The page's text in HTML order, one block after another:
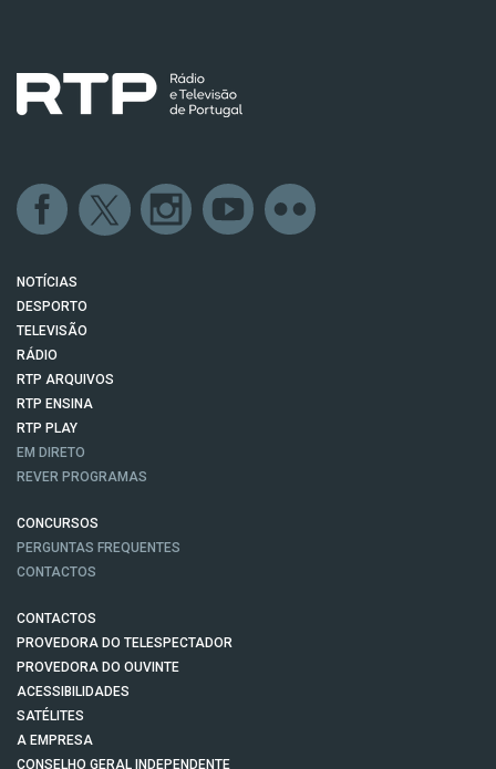
NOTÍCIAS
DESPORTO
TELEVISÃO
RÁDIO
RTP ARQUIVOS
RTP ENSINA
RTP PLAY
EM DIRETO
REVER PROGRAMAS
CONCURSOS
PERGUNTAS FREQUENTES
CONTACTOS
CONTACTOS
PROVEDORA DO TELESPECTADOR
PROVEDORA DO OUVINTE
ACESSIBILIDADES
SATÉLITES
A EMPRESA
CONSELHO GERAL INDEPENDENTE